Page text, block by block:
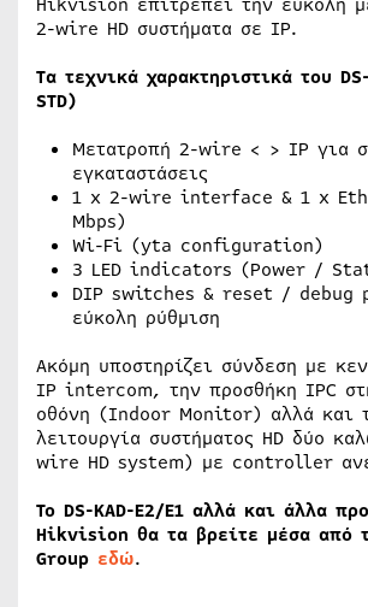
2-wire HD συστήματα σε ΙP.
Τα τεχνικά χαρακτηριστικά του
STD)
Μετατροπή 2-wire < > IP για
εγκαταστάσεις
1 x 2-wire interface & 1 x
Mbps)
Wi-Fi (yta configuration)
3 LED indicators (Power /
DIP switches & reset / debug
εύκολη ρύθμιση
Ακόμη υποστηρίζει σύνδεση με
IP intercom, την προσθήκη IPC
οθόνη (Indoor Monitor) αλλά και
λειτουργία συστήματος HD δύο
wire HD system) με controller
Το DS-KAD-E2/E1 αλλά και άλλα
Hikvision θα τα βρείτε μέσα από
Group εδώ.